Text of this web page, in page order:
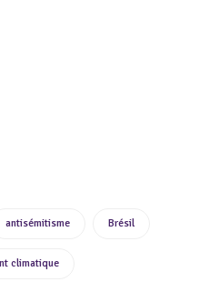
antisémitisme Brésil
climatique